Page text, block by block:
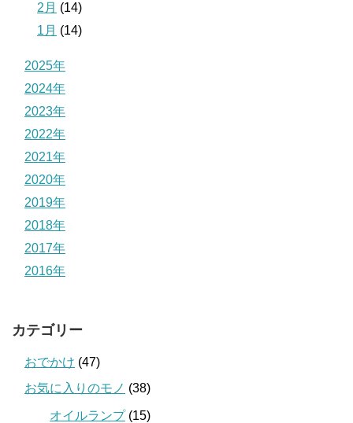
2月 (14)
1月 (14)
2025年
2024年
2023年
2022年
2021年
2020年
2019年
2018年
2017年
2016年
カテゴリー
おでかけ (47)
お気に入りのモノ (38)
オイルランプ(15)